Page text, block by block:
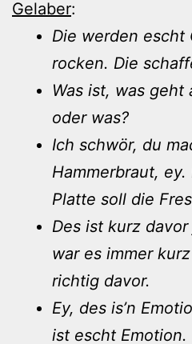
Gelaber:
Die werden escht
rocken. Die
Was ist, was geht
oder was?
Ich schwör, du
Hammerbraut,
Platte soll die
Des ist kurz
war es immer
richtig davor.
Ey, des is’n
ist escht